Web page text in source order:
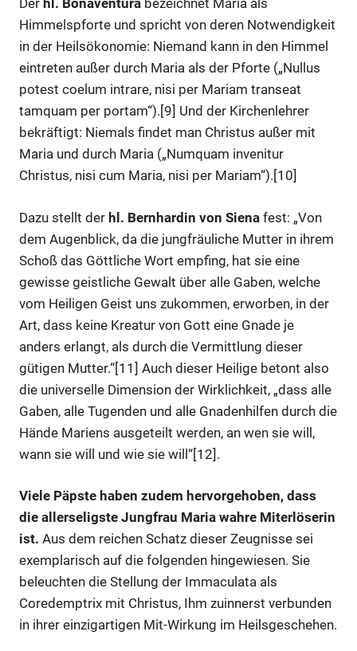
Der hl. Bonaventura bezeichnet Maria als
Himmelspforte und spricht von deren Notwendigkeit
in der Heilsökonomie: Niemand kann in den Himmel
eintreten außer durch Maria als der Pforte („Nullus
potest coelum intrare, nisi per Mariam transeat
tamquam per portam“).[9] Und der Kirchenlehrer
bekräftigt: Niemals findet man Christus außer mit
Maria und durch Maria („Numquam invenitur
Christus, nisi cum Maria, nisi per Mariam“).[10]
Dazu stellt der hl. Bernhardin von Siena fest: „Von
dem Augenblick, da die jungfräuliche Mutter in ihrem
Schoß das Göttliche Wort empfing, hat sie eine
gewisse geistliche Gewalt über alle Gaben, welche
vom Heiligen Geist uns zukommen, erworben, in der
Art, dass keine Kreatur von Gott eine Gnade je
anders erlangt, als durch die Vermittlung dieser
gütigen Mutter.“[11] Auch dieser Heilige betont also
die universelle Dimension der Wirklichkeit, „dass alle
Gaben, alle Tugenden und alle Gnadenhilfen durch die
Hände Mariens ausgeteilt werden, an wen sie will,
wann sie will und wie sie will“[12].
Viele Päpste haben zudem hervorgehoben, dass
die allerseligste Jungfrau Maria wahre Miterlöserin
ist. Aus dem reichen Schatz dieser Zeugnisse sei
exemplarisch auf die folgenden hingewiesen. Sie
beleuchten die Stellung der Immaculata als
Coredemptrix mit Christus, Ihm zuinnerst verbunden
in ihrer einzigartigen Mit-Wirkung im Heilsgeschehen.